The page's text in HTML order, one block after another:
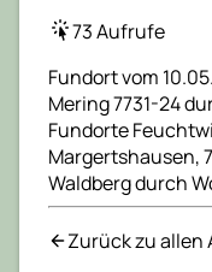
73 Aufrufe
Fundort vom
Mering 7731-24
Fundorte
Margertshausen,
Waldberg durch
Zurück zu allen